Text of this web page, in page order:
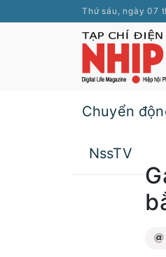
Thứ sáu, ngày 07
Chuyển
NssTV